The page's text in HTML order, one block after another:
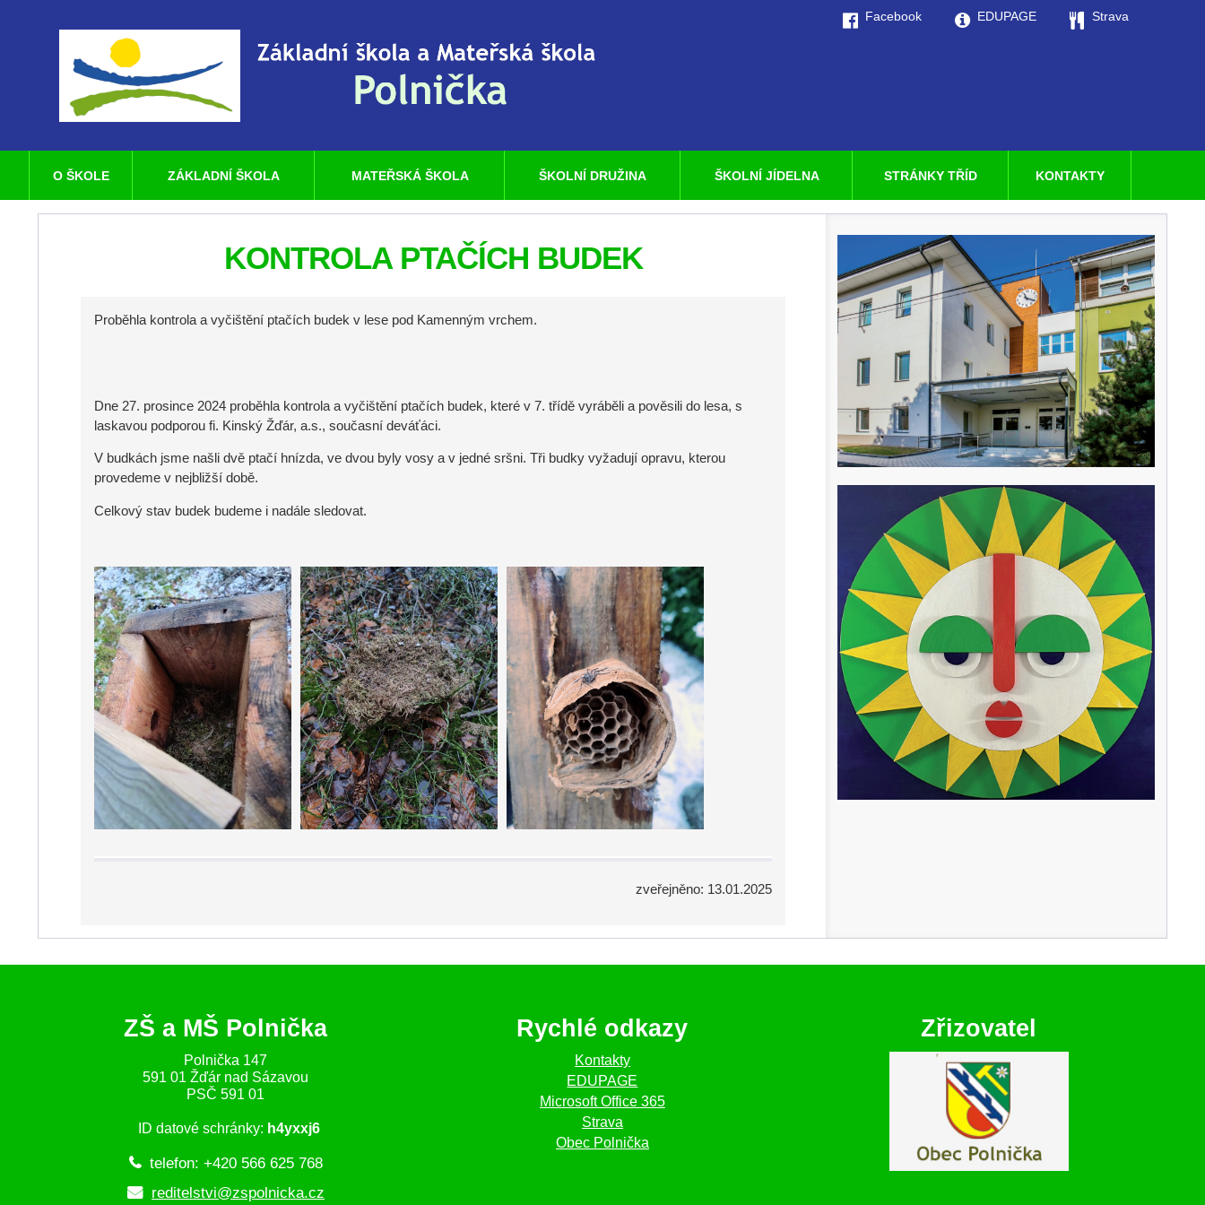
KONTROLA PTAČÍCH BUDEK
Proběhla kontrola a vyčištění ptačích budek v lese pod Kamenným vrchem.
Dne 27. prosince 2024 proběhla kontrola a vyčištění ptačích budek, které v 7. třídě vyráběli a pověsili do lesa, s
laskavou podporou fi. Kinský Žďár, a.s., současní deváťáci.
V budkách jsme našli dvě ptačí hnízda, ve dvou byly vosy a v jedné sršni. Tři budky vyžadují opravu, kterou
provedeme v nejbližší době.
Celkový stav budek budeme i nadále sledovat.
zveřejněno: 13.01.2025
ZŠ a MŠ Polnička
Polnička 147
591 01 Žďár nad Sázavou
PSČ 591 01
ID datové schránky: h4yxxj6
telefon: +420 566 625 768
reditelstvi@zspolnicka.cz
Rychlé odkazy
Kontakty
EDUPAGE
Microsoft Office 365
Strava
Obec Polnička
Zřizovatel
Facebook EDUPAGE Strava
O ŠKOLE ZÁKLADNÍ ŠKOLA MATEŘSKÁ ŠKOLA ŠKOLNÍ DRUŽINA ŠKOLNÍ JÍDELNA STRÁNKY TŘÍD KONTAKTY